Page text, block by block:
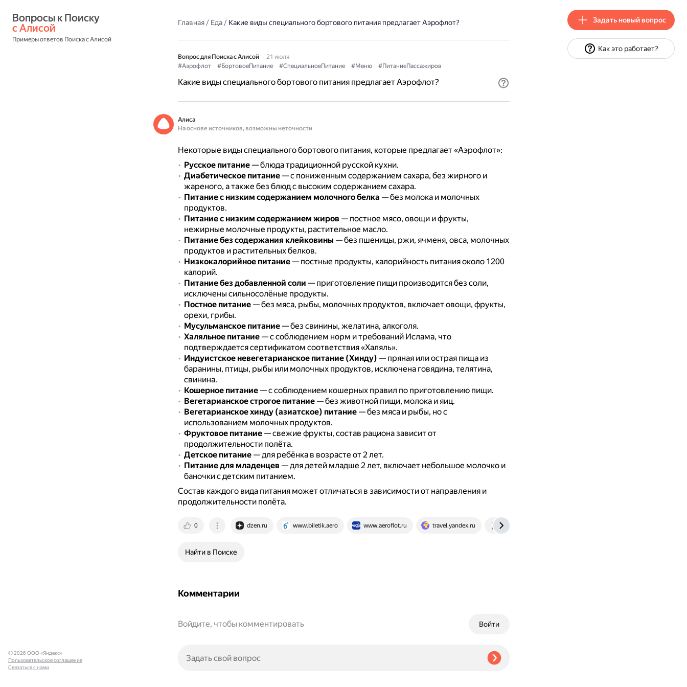
с Алисой
Примеры ответов Поиска с Алисой
Главная/ Еда/ Какие виды специального бортового питания предлагает Аэрофлот?
Вопрос для Поиска с Алисой
21 июля
#Аэрофлот
#БортовоеПитание #СпециальноеПитание #Меню #ПитаниеПассажиров
Какие виды специального бортового питания предлагает Аэрофлот?
Алиса
На основе источников, возможны неточности
Некоторые виды специального бортового питания, которые предлагает «Аэрофлот»:
Русское питание— блюда традиционной русской кухни.
Диабетическое питание— с пониженным содержанием сахара, без жирного и
жареного, а также без блюд с высоким содержанием сахара.
Питание с низким содержанием молочного белка — без молока и молочных
продуктов.
Питание с низким содержанием жиров— постное мясо, овощи и фрукты,
нежирные молочные продукты, растительное масло.
Питание без содержания клейковины — без пшеницы, ржи, ячменя, овса, молочных
продуктов и растительных белков.
Низкокалорийное питание— постные продукты, калорийность питания около 1200
калорий.
Питание без добавленной соли — приготовление пищи производится без соли,
исключены сильносолёные продукты.
Постное питание— без мяса, рыбы, молочных продуктов, включает овощи, фрукты,
орехи, грибы.
Мусульманское питание— без свинины, желатина, алкоголя.
Халяльное питание— с соблюдением норм и требований Ислама, что
подтверждается сертификатом соответствия «Халяль».
Индуистское невегетарианское питание (Хинду) — пряная или острая пища из
баранины, птицы, рыбы или молочных продуктов, исключена говядина, телятина,
свинина.
Кошерное питание— с соблюдением кошерных правил по приготовлению пищи.
Вегетарианское строгое питание— без животной пищи, молока и яиц.
Вегетарианское хинду (азиатское) питание— без мяса и рыбы, но с
использованием молочных продуктов.
Фруктовое питание— свежие фрукты, состав рациона зависит от
продолжительности полёта.
Детское питание— для ребёнка в возрасте от 2 лет.
Питание для младенцев— для детей младше 2 лет, включает небольшое молочко и
баночки с детским питанием.
Состав каждого вида питания может отличаться в зависимости от направления и
продолжительности полёта.
0 dzen.ru www.biletik.aero www.aeroflot.ru travel.yandex.ru www.atorus.ru
Найти в Поиске
Комментарии
Войти
Войдите, чтобы комментировать
© 2026 ООО «Яндекс»
Пользовательское соглашение
Связаться с нами
Задать новый вопрос
Как это работает?